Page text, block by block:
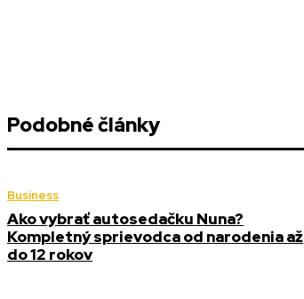
Podobné články
Business
Ako vybrať autosedačku Nuna?
Kompletný sprievodca od narodenia až
do 12 rokov